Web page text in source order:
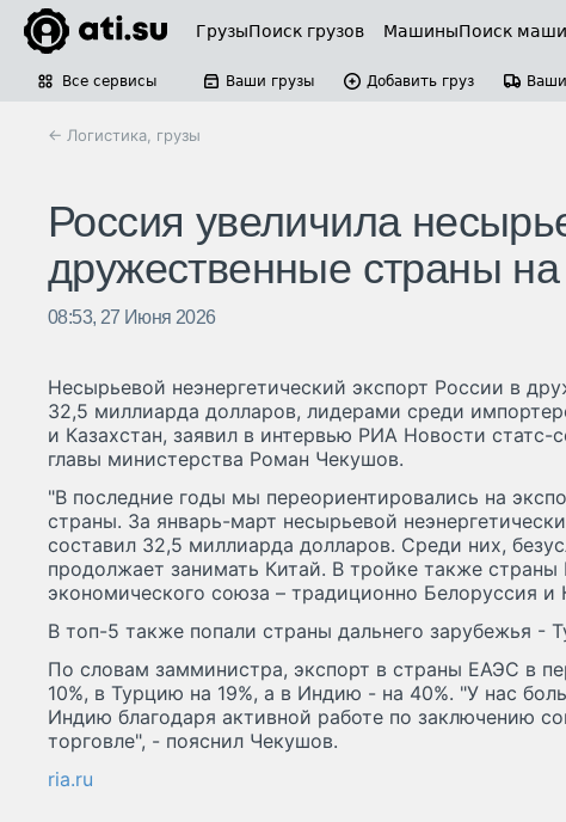
ГрузыПоиск грузов МашиныПоиск
Все сервисы Ваши грузы Добавить груз
← Логистика, грузы
Россия увеличила
дружественные страны
08:53, 27 Июня 2026
Несырьевой неэнергетический экспорт России в
32,5 миллиарда долларов, лидерами среди
и Казахстан, заявил в интервью РИА Новости статс-
главы министерства Роман Чекушов.
"В последние годы мы переориентировались на
страны. За январь-март несырьевой
составил 32,5 миллиарда долларов. Среди них,
продолжает занимать Китай. В тройке также страны
экономического союза – традиционно Белоруссия и
В топ-5 также попали страны дальнего зарубежья -
По словам замминистра, экспорт в страны ЕАЭС в
10%, в Турцию на 19%, а в Индию - на 40%. "У нас
Индию благодаря активной работе по заключению
торговле", - пояснил Чекушов.
ria.ru